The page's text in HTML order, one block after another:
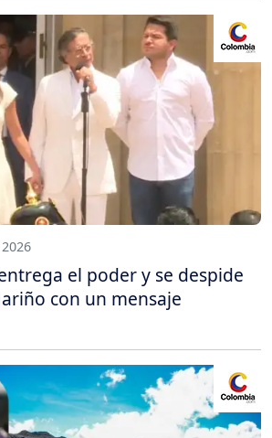
el poder y se despide
con un mensaje